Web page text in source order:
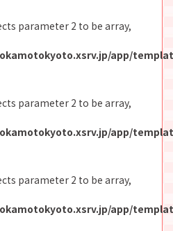
parameter 2 to be array,
app/
parameter 2 to be array,
app/
parameter 2 to be array,
app/